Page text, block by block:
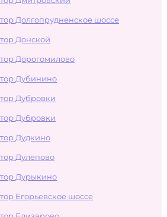
Долгопрудненское шоссе
Донской
Дорогомилово
Дубинино
Дубровки
Дубровки
Дудкино
Дулепово
Дурыкино
Егорьевское шоссе